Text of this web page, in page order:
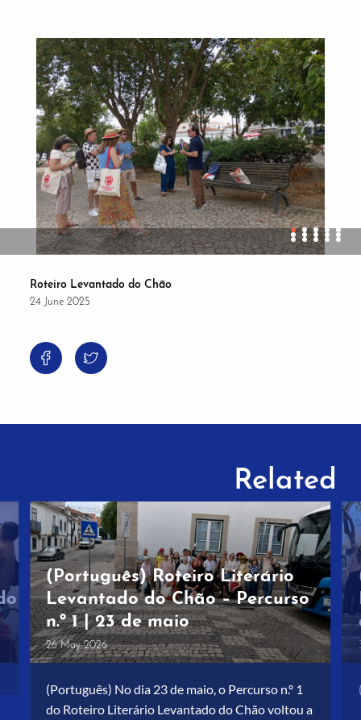
Roteiro Levantado do Chão
24 June 2025
Related
(Português) Roteiro Literário
Levantado do Chão – Percurso
n.º 1 | 23 de maio
26 May 2026
(Português) No dia 23 de maio, o Percurso n.º 1
do Roteiro Literário Levantado do Chão voltou a